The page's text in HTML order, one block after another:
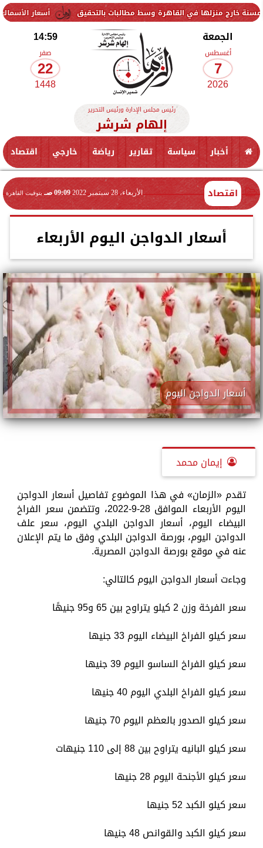
أسعار الأسماك اليوم الجمعة 7 أغسطس 2026.. الجمبري بكام في القاهرة وسط مطالبات بالتحقيق
الجمعة
أغسطس
7
2026
14:59
صفر
22
1448
رئيس مجلس الإدارة ورئيس التحرير
إلهام شرشر
أخبار سياسة تقارير رياضة خارجي اقتصاد
اقتصاد الأربعاء، 28 سبتمبر 2022 09:09 صـ بتوقيت القاهرة
أسعار الدواجن اليوم الأربعاء
أسعار الدواجن اليوم
إيمان محمد
تقدم «الزمان» في هذا الموضوع تفاصيل أسعار الدواجن
اليوم الأربعاء الموافق 28-9-2022، وتتضمن سعر الفراخ
البيضاء اليوم، أسعار الدواجن البلدي اليوم، سعر علف
الدواجن اليوم، بورصة الدواجن البلدي وفق ما يتم الإعلان
عنه في موقع بورصة الدواجن المصرية.
وجاءت أسعار الدواجن اليوم كالتالي:
سعر الفرخة وزن 2 كيلو يتراوح بين 65 و95 جنيهًا
سعر كيلو الفراخ البيضاء اليوم 33 جنيها
سعر كيلو الفراخ الساسو اليوم 39 جنيها
سعر كيلو الفراخ البلدي اليوم 40 جنيها
سعر كيلو الصدور بالعظم اليوم 70 جنيها
سعر كيلو البانيه يتراوح بين 88 إلى 110 جنيهات
سعر كيلو الأجنحة اليوم 28 جنيها
سعر كيلو الكبد 52 جنيها
سعر كيلو الكبد والقوانص 48 جنيها